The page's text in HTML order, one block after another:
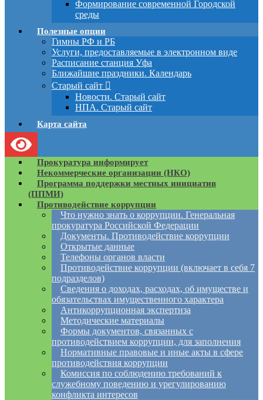
Формирование современной Городской
среды
Полезные опции
Гимны РФ и РБ
Услуги, предоставляемые в электронном виде
Расписание станция Уфа
Ближайшие праздники. Календарь
Старый сайт
Новости. Старый сайт
НПА. Старый сайт
Карта сайта
Прокуратура информирует
Некоммерческие организации (НКО)
Программа поддержки местных инициатив
(ППМИ)
Противодействие коррупции
Что нужно знать о коррупции. Генеральная
прокуратура Российской Федерации
Документы. Противодействие коррупции
Открытые данные
Телефоны органов власти
Противодействие коррупции (включает в себя 7
подразделов)
Сведения о доходах, расходах, об имуществе и
обязательствах имущественного характера
Антикоррупционная экспертиза
Методические материалы
Формы документов, связанных с
противодействием коррупции, для заполнения
Нормативные правовые и иные акты в сфере
противодействия коррупции
Комиссия по соблюдению требований к
служебному поведению и урегулированию
конфликта интересов